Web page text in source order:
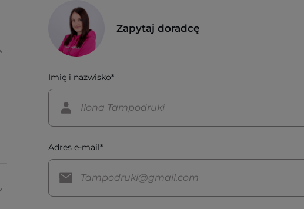
Zapytaj doradcę
Imię i nazwisko*
Adres e-mail*